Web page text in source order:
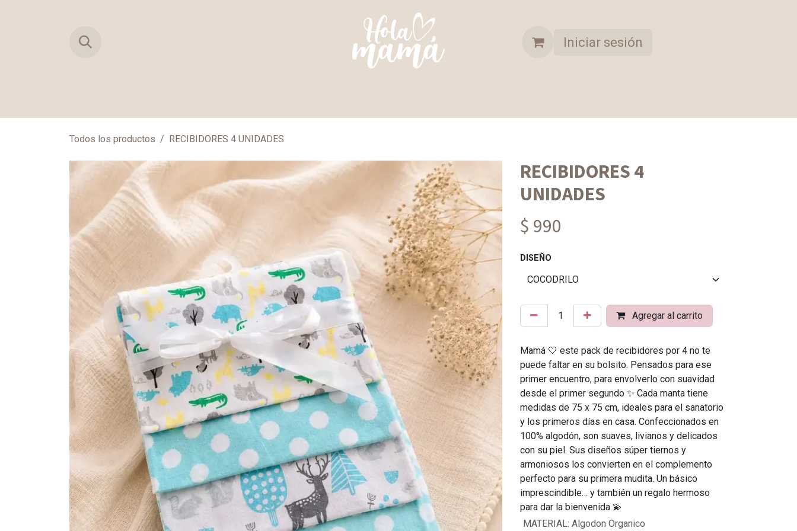
Iniciar sesión
Todos los productos RECIBIDORES 4 UNIDADES
RECIBIDORES 4
UNIDADES
$ 990
DISEÑO
Agregar al carrito
Mamá 🤍 este pack de recibidores por 4 no te
puede faltar en su bolsito. Pensados para ese
primer encuentro, para envolverlo con suavidad
desde el primer segundo ✨ Cada manta tiene
medidas de 75 x 75 cm, ideales para el sanatorio
y los primeros días en casa. Confeccionados en
100% algodón, son suaves, livianos y delicados
con su piel. Sus diseños súper tiernos y
armoniosos los convierten en el complemento
perfecto para su primera mudita. Un básico
imprescindible… y también un regalo hermoso
para dar la bienvenida 💫
MATERIAL: Algodon Organico